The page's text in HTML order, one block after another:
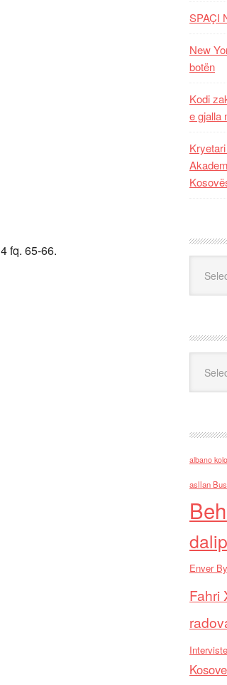
fq. 65-66.
SPAÇI
New
botën
Kodi
e gjalla
albano
asllan
Enver
Fahri
Interviste
Kosove